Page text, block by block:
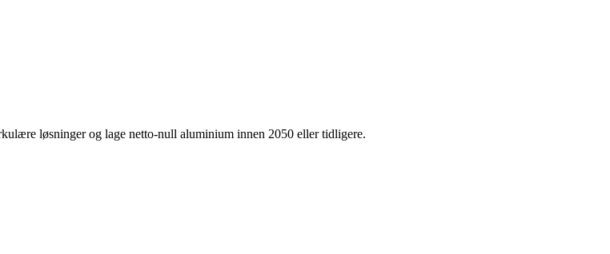
løsninger og lage netto-null aluminium innen 2050 eller tidligere.